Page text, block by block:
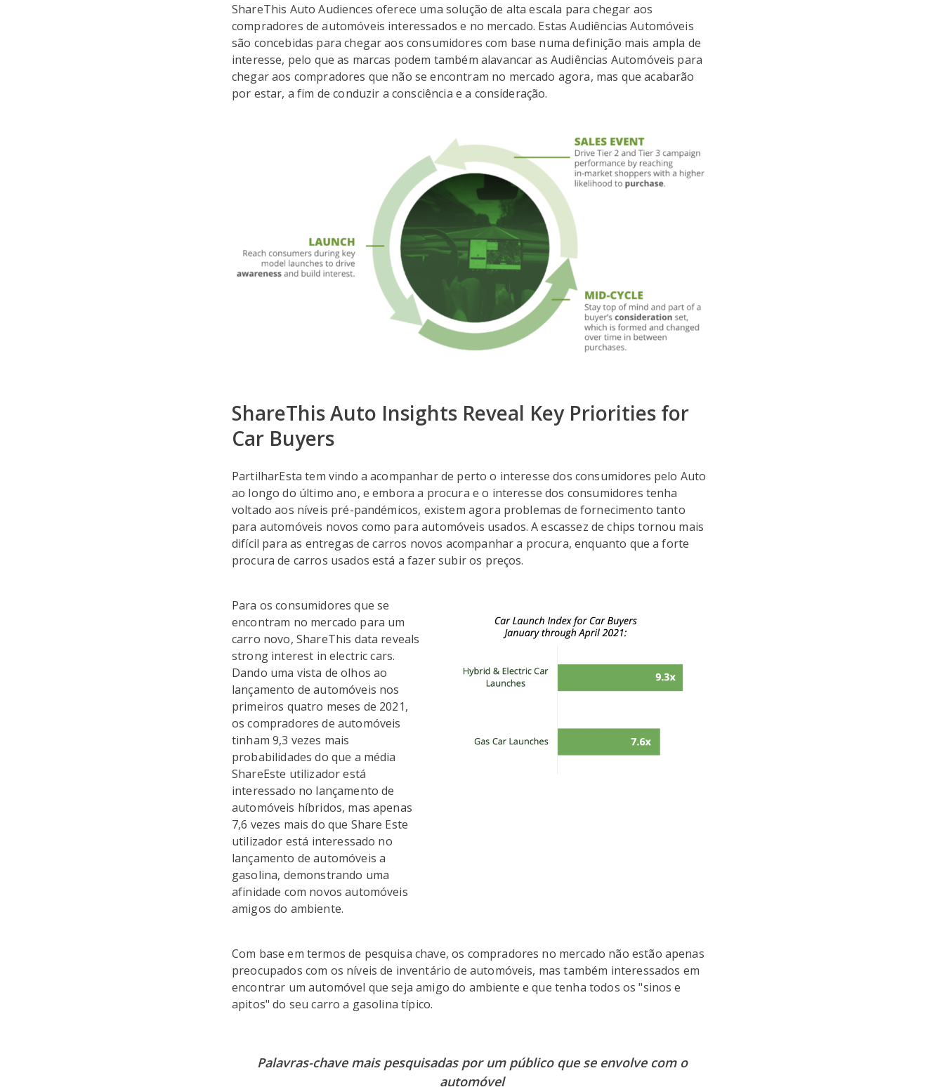
ShareThis Auto Audiences oferece uma solução de alta escala para chegar aos
compradores de automóveis interessados e no mercado. Estas Audiências Automóveis
são concebidas para chegar aos consumidores com base numa definição mais ampla de
interesse, pelo que as marcas podem também alavancar as Audiências Automóveis para
chegar aos compradores que não se encontram no mercado agora, mas que acabarão
por estar, a fim de conduzir a consciência e a consideração.
ShareThis Auto Insights Reveal Key Priorities for
Car Buyers
PartilharEsta tem vindo a acompanhar de perto o interesse dos consumidores pelo Auto
ao longo do último ano, e embora a procura e o interesse dos consumidores tenha
voltado aos níveis pré-pandémicos, existem agora problemas de fornecimento tanto
para automóveis novos como para automóveis usados. A escassez de chips tornou mais
difícil para as entregas de carros novos acompanhar a procura, enquanto que a forte
procura de carros usados está a fazer subir os preços.
Para os consumidores que se
encontram no mercado para um
carro novo, ShareThis data reveals
strong interest in electric cars.
Dando uma vista de olhos ao
lançamento de automóveis nos
primeiros quatro meses de 2021,
os compradores de automóveis
tinham 9,3 vezes mais
probabilidades do que a média
ShareEste utilizador está
interessado no lançamento de
automóveis híbridos, mas apenas
7,6 vezes mais do que Share Este
utilizador está interessado no
lançamento de automóveis a
gasolina, demonstrando uma
afinidade com novos automóveis
amigos do ambiente.
Com base em termos de pesquisa chave, os compradores no mercado não estão apenas
preocupados com os níveis de inventário de automóveis, mas também interessados em
encontrar um automóvel que seja amigo do ambiente e que tenha todos os "sinos e
apitos" do seu carro a gasolina típico.
Palavras-chave mais pesquisadas por um público que se envolve com o
automóvel